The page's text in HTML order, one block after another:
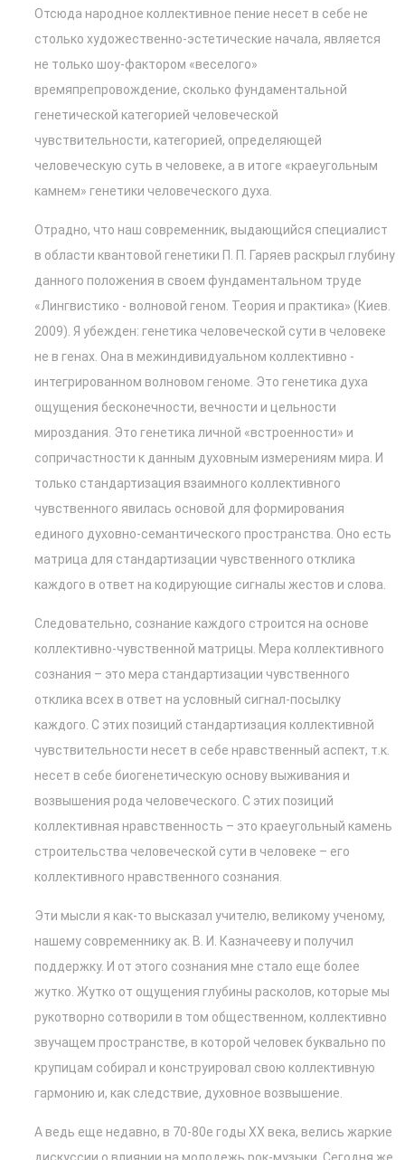
Отсюда народное коллективное пение несет в себе не
столько художественно-эстетические начала, является
не только шоу-фактором «веселого»
времяпрепровождение, сколько фундаментальной
генетической категорией человеческой
чувствительности, категорией, определяющей
человеческую суть в человеке, а в итоге «краеугольным
камнем» генетики человеческого духа.
Отрадно, что наш современник, выдающийся специалист
в области квантовой генетики П. П. Гаряев раскрыл глубину
данного положения в своем фундаментальном труде
«Лингвистико - волновой геном. Теория и практика» (Киев.
2009). Я убежден: генетика человеческой сути в человеке
не в генах. Она в межиндивидуальном коллективно -
интегрированном волновом геноме. Это генетика духа
ощущения бесконечности, вечности и цельности
мироздания. Это генетика личной «встроенности» и
сопричастности к данным духовным измерениям мира. И
только стандартизация взаимного коллективного
чувственного явилась основой для формирования
единого духовно-семантического пространства. Оно есть
матрица для стандартизации чувственного отклика
каждого в ответ на кодирующие сигналы жестов и слова.
Следовательно, сознание каждого строится на основе
коллективно-чувственной матрицы. Мера коллективного
сознания – это мера стандартизации чувственного
отклика всех в ответ на условный сигнал-посылку
каждого. С этих позиций стандартизация коллективной
чувствительности несет в себе нравственный аспект, т.к.
несет в себе биогенетическую основу выживания и
возвышения рода человеческого. С этих позиций
коллективная нравственность – это краеугольный камень
строительства человеческой сути в человеке – его
коллективного нравственного сознания.
Эти мысли я как-то высказал учителю, великому ученому,
нашему современнику ак. В. И. Казначееву и получил
поддержку. И от этого сознания мне стало еще более
жутко. Жутко от ощущения глубины расколов, которые мы
рукотворно сотворили в том общественном, коллективно
звучащем пространстве, в которой человек буквально по
крупицам собирал и конструировал свою коллективную
гармонию и, как следствие, духовное возвышение.
А ведь еще недавно, в 70-80е годы ХХ века, велись жаркие